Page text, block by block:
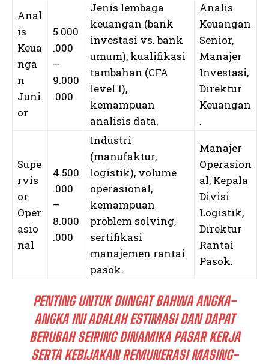
Anal
is
Keua
nga
n
Juni
or
5.000
.000
–
9.000
.000
Jenis lembaga
keuangan (bank
investasi vs. bank
umum), kualifikasi
tambahan (CFA
level 1),
kemampuan
analisis data.
Analis
Keuangan
Senior,
Manajer
Investasi,
Direktur
Keuangan
.
Supe
rvis
or
Oper
asio
nal
4.500
.000
–
8.000
.000
Industri
(manufaktur,
logistik), volume
operasional,
kemampuan
problem solving,
sertifikasi
manajemen rantai
pasok.
Manajer
Operasion
al, Kepala
Divisi
Logistik,
Direktur
Rantai
Pasok.
PENTING UNTUK DIINGAT BAHWA ANGKA-
ANGKA INI ADALAH ESTIMASI DAN DAPAT
BERUBAH SEIRING DINAMIKA PASAR KERJA
SERTA KEBIJAKAN REMUNERASI MASING-